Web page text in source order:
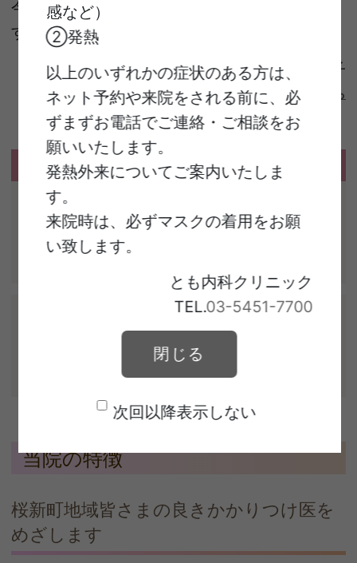
感など）
②発熱
以上のいずれかの症状のある方は、
ネット予約や来院をされる前に、必
ずまずお電話でご連絡・ご相談をお
願いいたします。
発熱外来についてご案内いたしま
す。
来院時は、必ずマスクの着用をお願
い致します。
とも内科クリニック
TEL.03-5451-7700
閉じる
次回以降表示しない
今後とも、どうぞよろしくお願い申し上げま
す。
とも内科クリニック院長加藤 朋子
≫ 院長プロフィールはこちら
当院院長が雑誌に掲載されました
｢いつまでも元気の 三大条
件、丈夫な骨｣
｢骨粗鬆症を防ぐ、
ジー｣
当院の特徴
桜新町地域皆さまの良きかかりつけ医を
めざします